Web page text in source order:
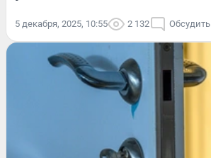
5 декабря, 2025, 10:55 2 132 Обсудить